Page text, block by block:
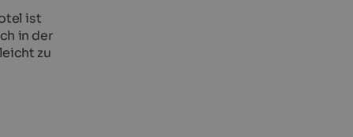
ist
in der
zu